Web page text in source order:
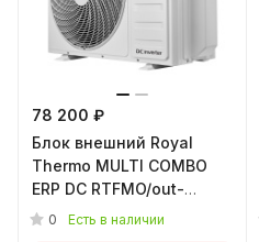
78 200 ₽
Блок внешний Royal
Thermo MULTI COMBO
ERP DC RTFMO/out-
18HN8 инверторной
0 Есть в наличии